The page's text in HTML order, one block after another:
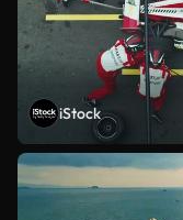
iStock